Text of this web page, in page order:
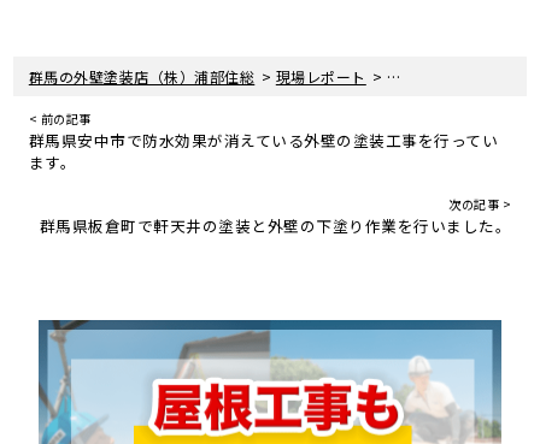
群馬の外壁塗装店（株）浦部住総 > 現場レポート > 上里町で外壁の３回
< 前の記事
群馬県安中市で防水効果が消えている外壁の塗装工事を行ってい
ます。
次の記事 >
群馬県板倉町で軒天井の塗装と外壁の下塗り作業を行いました。